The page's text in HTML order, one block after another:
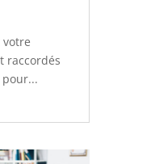
raccordés
pour...